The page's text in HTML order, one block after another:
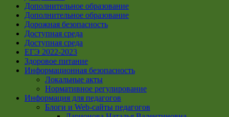
Дополнительное образование
Дополнительное образование
Дорожная безопасность
Доступная среда
Доступная среда
ЕГЭ 2022-2023
Здоровое питание
Информационная безопасность
Локальные акты
Нормативное регулирование
Информация для педагогов
Блоги и Web-сайты педагогов